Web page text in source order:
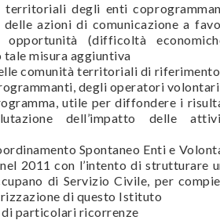
degli enti
azioni di comunicazione a
(difficoltà
misura aggiuntiva
comunità territoriali di
degli operatori
utile per diffondere i
dell’impatto delle
Spontaneo Enti e
2011 con l’intento di strutturare
di Servizio Civile, per
di questo Istituto
particolari ricorrenze